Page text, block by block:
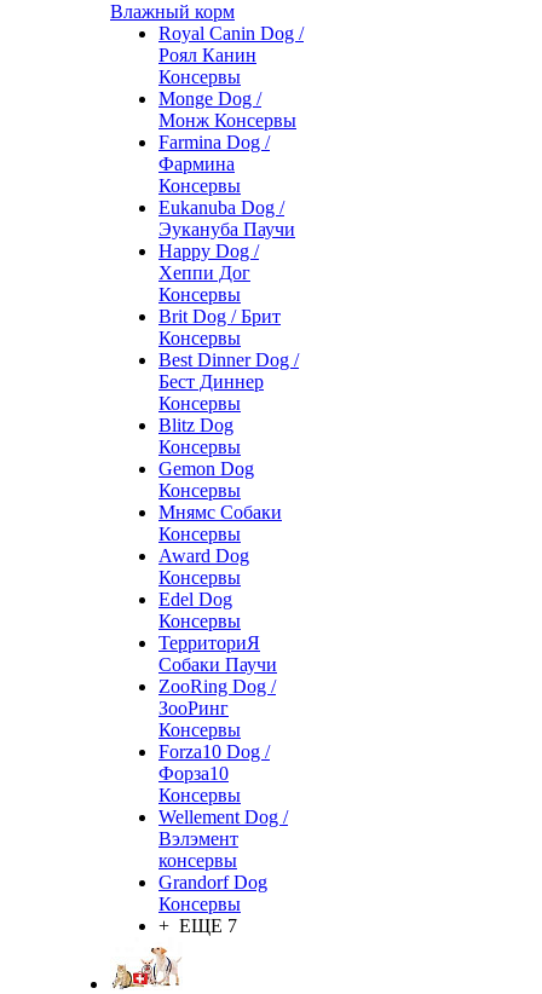
Влажный корм
Royal Canin Dog /
Роял Канин
Консервы
Monge Dog /
Монж Консервы
Farmina Dog /
Фармина
Консервы
Eukanuba Dog /
Эукануба Паучи
Happy Dog /
Хеппи Дог
Консервы
Brit Dog / Брит
Консервы
Best Dinner Dog /
Бест Диннер
Консервы
Blitz Dog
Консервы
Gemon Dog
Консервы
Мнямс Собаки
Консервы
Award Dog
Консервы
Edel Dog
Консервы
ТерриториЯ
Собаки Паучи
ZooRing Dog /
ЗооРинг
Консервы
Forza10 Dog /
Форза10
Консервы
Wellement Dog /
Вэлэмент
консервы
Grandorf Dog
Консервы
+ ЕЩЕ 7